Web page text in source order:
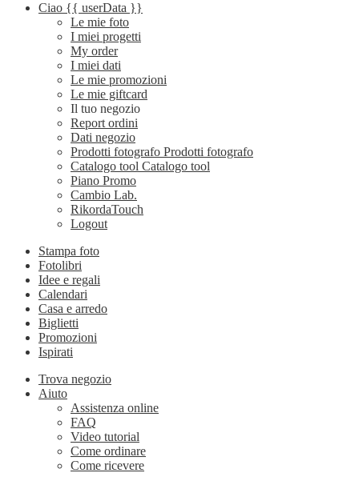
Ciao {{ userData }}
Le mie foto
I miei progetti
My order
I miei dati
Le mie promozioni
Le mie giftcard
Il tuo negozio
Report ordini
Dati negozio
Prodotti fotografo Prodotti fotografo
Catalogo tool Catalogo tool
Piano Promo
Cambio Lab.
RikordaTouch
Logout
Stampa foto
Fotolibri
Idee e regali
Calendari
Casa e arredo
Biglietti
Promozioni
Ispirati
Trova negozio
Aiuto
Assistenza online
FAQ
Video tutorial
Come ordinare
Come ricevere